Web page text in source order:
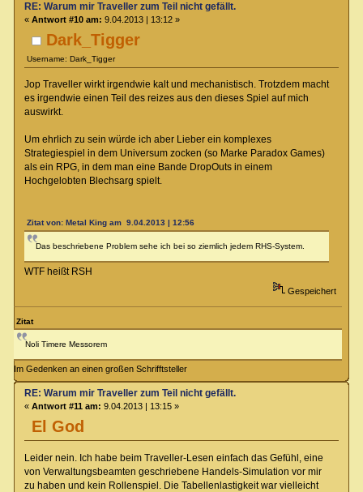
Dark_Tigger
Username: Dark_Tigger
RE: Warum mir Traveller zum Teil nicht gefällt.
« Antwort #10 am: 9.04.2013 | 13:12 »
Jop Traveller wirkt irgendwie kalt und mechanistisch. Trotzdem macht
es irgendwie einen Teil des reizes aus den dieses Spiel auf mich
auswirkt.
Um ehrlich zu sein würde ich aber Lieber ein komplexes
Strategiespiel in dem Universum zocken (so Marke Paradox Games)
als ein RPG, in dem man eine Bande DropOuts in einem
Hochgelobten Blechsarg spielt.
Zitat von: Metal King am 9.04.2013 | 12:56
Das beschriebene Problem sehe ich bei so ziemlich jedem RHS-System.
WTF heißt RSH
Gespeichert
Zitat
Noli Timere Messorem
Im Gedenken an einen großen Schrifftsteller
El God
RE: Warum mir Traveller zum Teil nicht gefällt.
« Antwort #11 am: 9.04.2013 | 13:15 »
Leider nein. Ich habe beim Traveller-Lesen einfach das Gefühl, eine
von Verwaltungsbeamten geschriebene Handels-Simulation vor mir
zu haben und kein Rollenspiel. Die Tabellenlastigkeit war vielleicht